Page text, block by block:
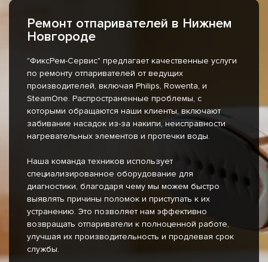
Ремонт отпаривателей в Нижнем
Новгороде
"ФиксРем-Сервис" предлагает качественные услуги
по ремонту отпаривателей от ведущих
производителей, включая Philips, Rowenta, и
SteamOne. Распространенные проблемы, с
которыми обращаются наши клиенты, включают
забивание насадок из-за накипи, неисправности
нагревательных элементов и протечки воды.
Наша команда техников использует
специализированное оборудование для
диагностики, благодаря чему мы можем быстро
выявлять причины поломок и приступать к их
устранению. Это позволяет нам эффективно
возвращать отпариватели к полноценной работе,
улучшая их производительность и продлевая срок
службы.